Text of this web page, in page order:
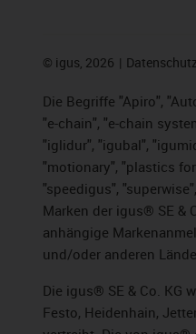
© igus, 2026 Datenschutz
Die Begriffe "Apiro",
"e-chain", "e-chain
"iglidur", "igubal",
"motionary", "plastics
"speedigus",
Marken der igus® SE &
anhängige
und/oder anderen
Die igus® SE & Co. KG
Festo, Heidenhain,